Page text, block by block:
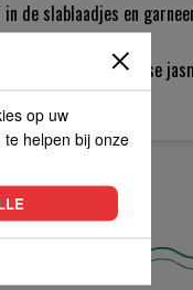
de slablaadjes en
kom geurige Thaise
op uw
helpen bij onze